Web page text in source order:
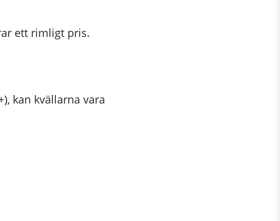
ett rimligt pris.
kan kvällarna vara